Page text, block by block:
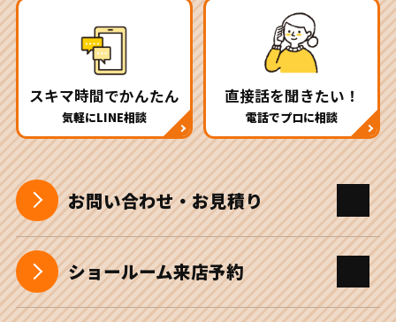
スキマ時間でかんたん
気軽にLINE相談
直接話を聞きたい！
電話でプロに相談
お問い合わせ・お見積り
ショールーム来店予約